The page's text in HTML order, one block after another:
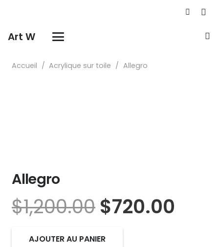
Art W
Accueil / Acrylique sur toile / Allegro
Allegro
$1,200.00 Le
prix
initial
$720.00
AJOUTER AU PANIER